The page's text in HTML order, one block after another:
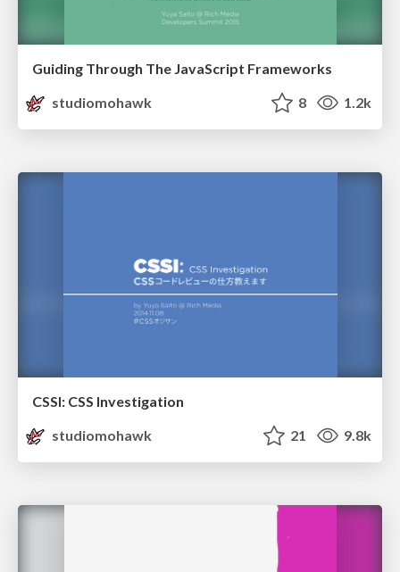
Guiding Through The JavaScript Frameworks
studiomohawk
8 1.2k
CSSI: CSS Investigation
studiomohawk
21 9.8k